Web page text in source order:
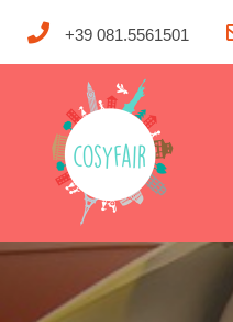
+39 081.5561501